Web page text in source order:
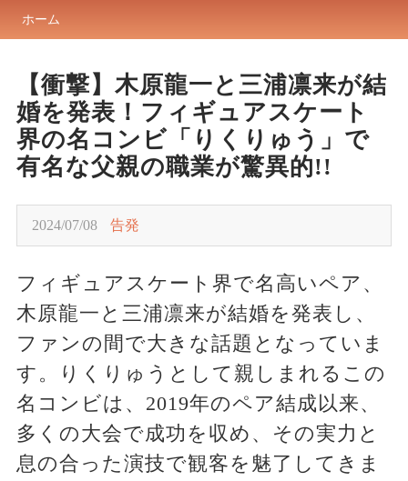
ホーム
【衝撃】木原龍一と三浦凛来が結
婚を発表！フィギュアスケート
界の名コンビ「りくりゅう」で
有名な父親の職業が驚異的!!
2024/07/08 告発
フィギュアスケート界で名高いペア、
木原龍一と三浦凛来が結婚を発表し、
ファンの間で大きな話題となっていま
す。りくりゅうとして親しまれるこの
名コンビは、2019年のペア結成以来、
多くの大会で成功を収め、その実力と
息の合った演技で観客を魅了してきま